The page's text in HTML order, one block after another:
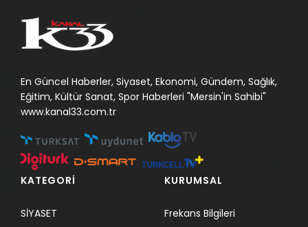
En Güncel Haberler, Siyaset, Ekonomi, Gündem, Sağlık,
Eğitim, Kültür Sanat, Spor Haberleri "Mersin'in Sahibi"
www.kanal33.com.tr
KATEGORİ
SİYASET
KURUMSAL
Frekans Bilgileri